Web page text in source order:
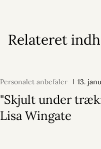
Relateret
Personalet anbefaler 13.
"Skjult under
Lisa Wingate